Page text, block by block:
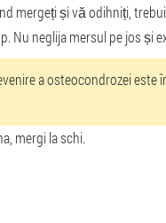
mergeți și vă odihniți,
neglija mersul pe jos și
a osteocondrozei este
mergi la schi.